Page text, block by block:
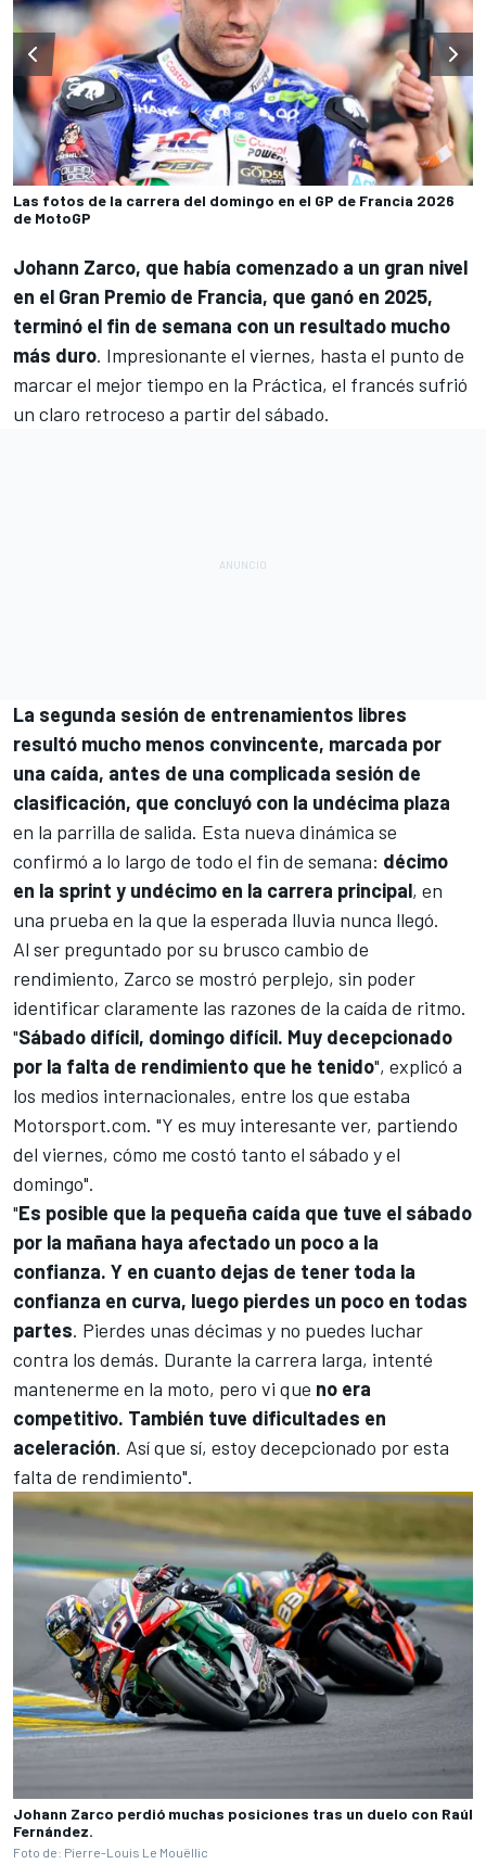
Las fotos de la carrera del domingo en el GP de Francia 2026
de MotoGP
Johann Zarco, que había comenzado a un gran nivel
en el Gran Premio de Francia, que ganó en 2025,
terminó el fin de semana con un resultado mucho
más duro. Impresionante el viernes, hasta el punto de
marcar el mejor tiempo en la Práctica, el francés sufrió
un claro retroceso a partir del sábado.
La segunda sesión de entrenamientos libres
resultó mucho menos convincente, marcada por
una caída, antes de una complicada sesión de
clasificación, que concluyó con la undécima plaza
en la parrilla de salida. Esta nueva dinámica se
confirmó a lo largo de todo el fin de semana: décimo
en la sprint y undécimo en la carrera principal, en
una prueba en la que la esperada lluvia nunca llegó.
Al ser preguntado por su brusco cambio de
rendimiento, Zarco se mostró perplejo, sin poder
identificar claramente las razones de la caída de ritmo.
"Sábado difícil, domingo difícil. Muy decepcionado
por la falta de rendimiento que he tenido", explicó a
los medios internacionales, entre los que estaba
Motorsport.com. "Y es muy interesante ver, partiendo
del viernes, cómo me costó tanto el sábado y el
domingo".
"Es posible que la pequeña caída que tuve el sábado
por la mañana haya afectado un poco a la
confianza. Y en cuanto dejas de tener toda la
confianza en curva, luego pierdes un poco en todas
partes. Pierdes unas décimas y no puedes luchar
contra los demás. Durante la carrera larga, intenté
mantenerme en la moto, pero vi que no era
competitivo. También tuve dificultades en
aceleración. Así que sí, estoy decepcionado por esta
falta de rendimiento".
Johann Zarco perdió muchas posiciones tras un duelo con Raúl
Fernández.
Foto de: Pierre-Louis Le Mouëllic